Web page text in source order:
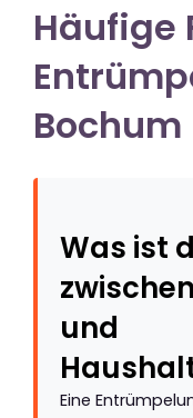
Häufige
Bochum
Was ist
und
Eine